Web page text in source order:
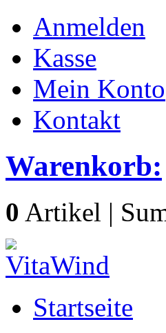
Anmelden
Kasse
Mein Konto
Kontakt
Warenkorb:
0 Artikel |
Startseite